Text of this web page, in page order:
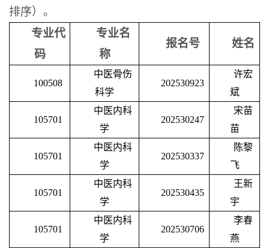
排序）。
专业代
码
专业名
称
报名号 姓名
100508
中医骨伤
科学
202530923
许宏
斌
105701
中医内科
学
202530247
宋苗
苗
105701
中医内科
学
202530337
陈黎
飞
105701
中医内科
学
202530435
王新
宇
105701
中医内科
学
202530706
李春
燕